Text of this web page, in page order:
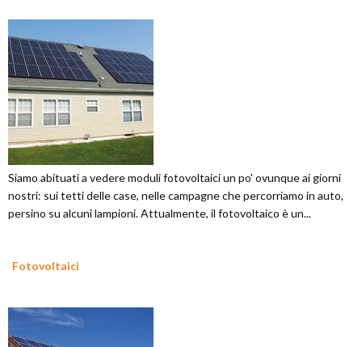
Siamo abituati a vedere moduli fotovoltaici un po' ovunque ai giorni
nostri: sui tetti delle case, nelle campagne che percorriamo in auto,
persino su alcuni lampioni. Attualmente, il fotovoltaico è un...
Fotovoltaici